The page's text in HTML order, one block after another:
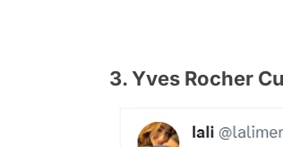
3. Yves Rocher